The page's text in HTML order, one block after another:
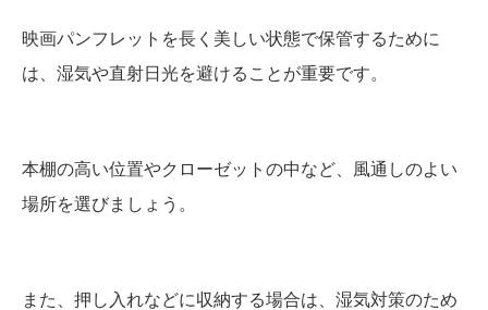
映画パンフレットを長く美しい状態で保管するために
は、湿気や直射日光を避けることが重要です。
本棚の高い位置やクローゼットの中など、風通しのよい
場所を選びましょう。
また、押し入れなどに収納する場合は、湿気対策のため